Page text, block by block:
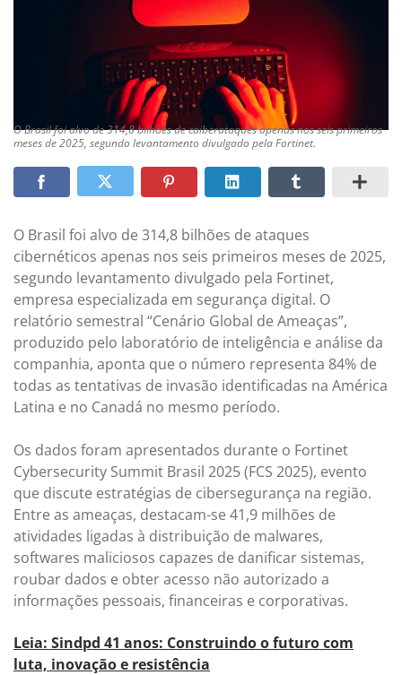
O Brasil foi alvo de 314,8 bilhões de caiberataques apenas nos seis primeiros
meses de 2025, segundo levantamento divulgado pela Fortinet.
O Brasil foi alvo de 314,8 bilhões de ataques
cibernéticos apenas nos seis primeiros meses de 2025,
segundo levantamento divulgado pela Fortinet,
empresa especializada em segurança digital. O
relatório semestral “Cenário Global de Ameaças”,
produzido pelo laboratório de inteligência e análise da
companhia, aponta que o número representa 84% de
todas as tentativas de invasão identificadas na América
Latina e no Canadá no mesmo período.
Os dados foram apresentados durante o Fortinet
Cybersecurity Summit Brasil 2025 (FCS 2025), evento
que discute estratégias de cibersegurança na região.
Entre as ameaças, destacam-se 41,9 milhões de
atividades ligadas à distribuição de malwares,
softwares maliciosos capazes de danificar sistemas,
roubar dados e obter acesso não autorizado a
informações pessoais, financeiras e corporativas.
Leia: Sindpd 41 anos: Construindo o futuro com
luta, inovação e resistência